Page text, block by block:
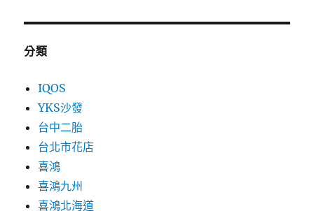
分類
IQOS
YKS沙發
台中二胎
台北市花店
喜鴻
喜鴻九州
喜鴻北海道